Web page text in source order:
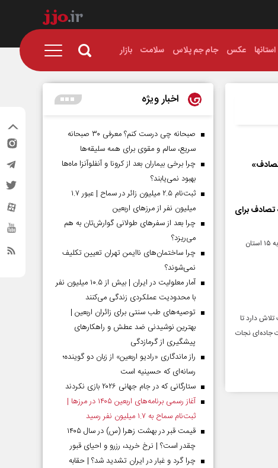
استانها عکس جام جم پلاس سلامت بازار
برای
سرهنگ حسین ولی تویسرکانی اعلام کرد: ۷۰ درصد جان‌باختگان و ۷۳ درصد مجروحان تصادفات شهری به ۱۵ استان
دارد تا
جاده‌ای نجات
اخبار ویژه
صبحانه چی درست کنم؟ معرفی ۳۰ صبحانه
سریع، سالم و مقوی برای همه سلیقه‌ها
چرا برخی بیماران بعد از کرونا و آنفلوآنزا ماه‌ها
بهبود نمی‌یابند؟
ثبت‌نام ۲.۵ میلیون زائر در سماح | عبور ۱.۷
میلیون نفر از مرز‌های اربعین
چرا بعد از سفرهای طولانی گوارش‌تان به هم
می‌ریزد؟
چرا ساختمان‌های ناایمن تهران تعیین تکلیف
نمی‌شوند؟
آمار معلولیت در ایران | بیش از ۱۰.۵ میلیون نفر
با محدودیت عملکردی زندگی می‌کنند
توصیه‌های طب سنتی برای زائران اربعین |
بهترین نوشیدنی ضد عطش و راهکارهای
پیشگیری از گرمازدگی
راز ماندگاری «رادیو اربعین» از زبان دو گوینده؛
رسانه‌ای که حسینیه است
ستارگانی که در جام جهانی ۲۰۲۶ بازی نکردند
آغاز رسمی برنامه‌های اربعین ۱۴۰۵ در مرز‌ها |
ثبت‌نام سماح به ۱.۷ میلیون نفر رسید
قیمت قبر در بهشت زهرا (س) در سال ۱۴۰۵
چقدر است؟ | نرخ خرید، رزرو و احیای قبور
چرا گرد و غبار در ایران تشدید شد؟ | حقابه